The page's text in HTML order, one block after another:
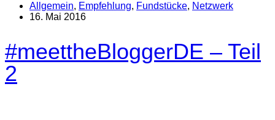
Allgemein, Empfehlung, Fundstücke, Netzwerk
16. Mai 2016
#meettheBloggerDE – Teil
2